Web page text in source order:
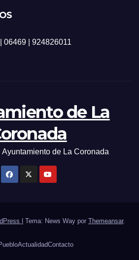
06469 | 924826011
de La
de La Coronada
Tema: News Way por Themeansar.
ActualidadContacto